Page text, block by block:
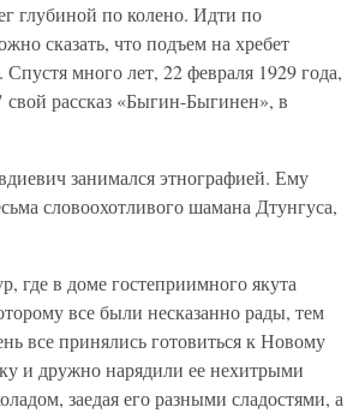
глубиной по колено. Идти по
сказать, что подъем на хребет
много лет, 22 февраля 1929 года,
рассказ «Быгин-Быгинен», в
занимался этнографией. Ему
словоохотливого шамана Дтунгуса,
где в доме гостеприимного якута
все были несказанно рады, тем
все принялись готовиться к Новому
и дружно нарядили ее нехитрыми
заедая его разными сладостями, а